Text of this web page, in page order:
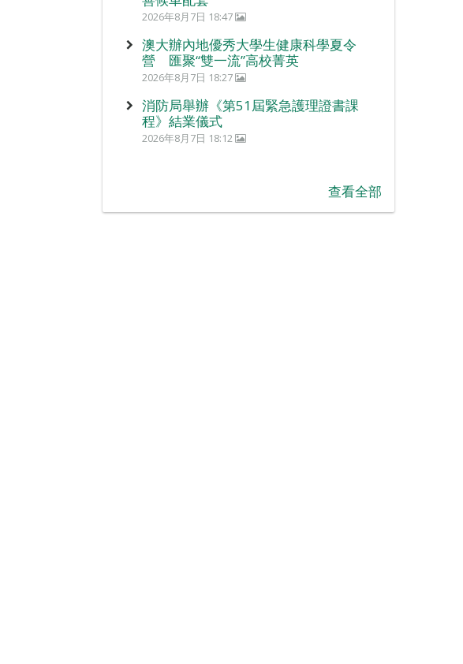
2026年8月7日 18:47
澳大辦內地優秀大學生健康科學夏令
營 匯聚“雙一流”高校菁英
2026年8月7日 18:27
消防局舉辦《第51屆緊急護理證書課
程》結業儀式
2026年8月7日 18:12
查看全部